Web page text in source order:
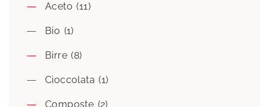
Aceto (11)
Bio (1)
Birre (8)
Cioccolata (1)
Composte (2)